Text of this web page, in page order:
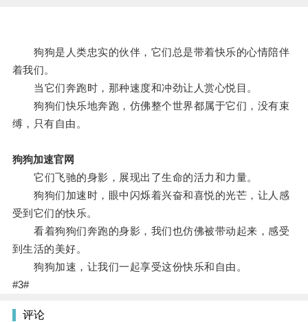
狗狗是人类忠实的伙伴，它们总是带着快乐的心情陪伴
着我们。
当它们奔跑时，那种速度和冲劲让人赏心悦目。
狗狗们快乐地奔跑，仿佛整个世界都属于它们，没有束
缚，只有自由。
狗狗加速官网
它们飞驰的身影，展现出了生命的活力和力量。
狗狗们加速时，眼中闪烁着兴奋和喜悦的光芒，让人感
受到它们的快乐。
看着狗狗们奔跑的身影，我们也仿佛被带动起来，感受
到生活的美好。
狗狗加速，让我们一起享受这份快乐和自由。
#3#
评论